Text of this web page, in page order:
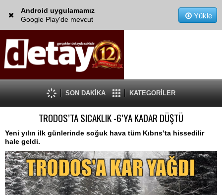
Android uygulamamız
Google Play'de mevcut
Yükle
SON DAKİKA KATEGORİLER
TRODOS’TA SICAKLIK -6’YA KADAR DÜŞTÜ
Yeni yılın ilk günlerinde soğuk hava tüm Kıbrıs’ta hissedilir
hale geldi.